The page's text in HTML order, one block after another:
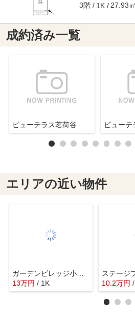
3階 1K 27.93㎡
成約済み一覧
ビューテラス茗荷谷 ビューテ
エリアの近い物件
ガーデンビレッジ小石川
13万円 / 1K
10.2万円